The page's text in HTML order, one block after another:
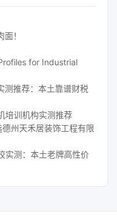
！
for Industrial
测推荐：本土靠谱财税
培训机构实测推荐
州天禾居装饰工程有限
实测：本土老牌高性价